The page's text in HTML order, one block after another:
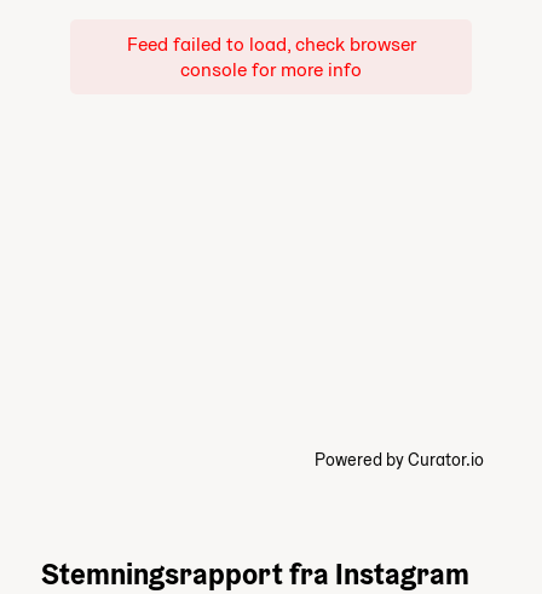
Feed failed to load, check browser
console for more info
Powered by Curator.io
Stemningsrapport fra Instagram